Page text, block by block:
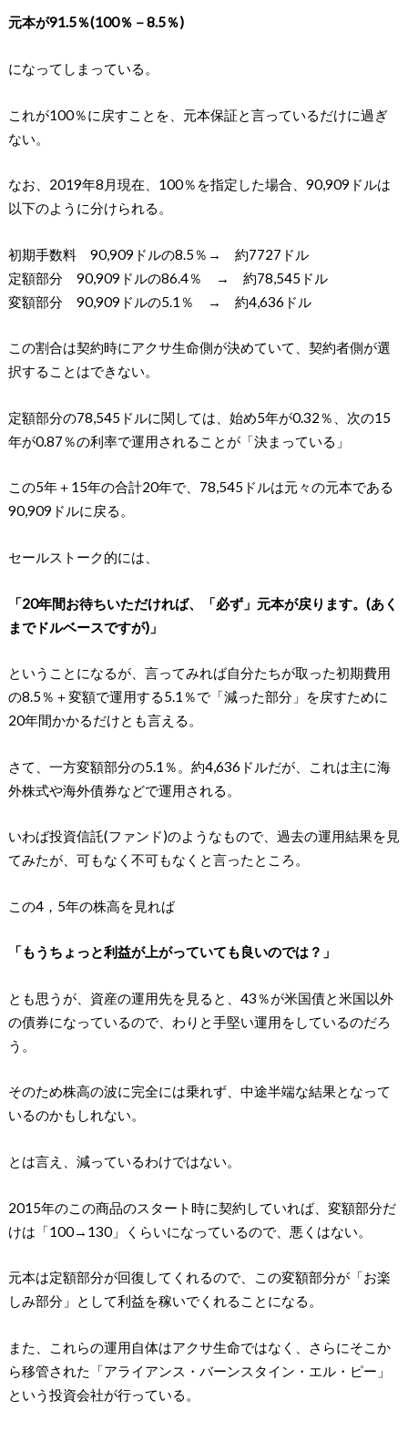
元本が91.5％(100％－8.5％)
になってしまっている。
これが100％に戻すことを、元本保証と言っているだけに過ぎ
ない。
なお、2019年8月現在、100％を指定した場合、90,909ドルは
以下のように分けられる。
初期手数料 90,909ドルの8.5％→ 約7727ドル
定額部分 90,909ドルの86.4％ → 約78,545ドル
変額部分 90,909ドルの5.1％ → 約4,636ドル
この割合は契約時にアクサ生命側が決めていて、契約者側が選
択することはできない。
定額部分の78,545ドルに関しては、始め5年が0.32％、次の15
年が0.87％の利率で運用されることが「決まっている」
この5年＋15年の合計20年で、78,545ドルは元々の元本である
90,909ドルに戻る。
セールストーク的には、
「20年間お待ちいただければ、「必ず」元本が戻ります。(あく
までドルベースですが)」
ということになるが、言ってみれば自分たちが取った初期費用
の8.5％＋変額で運用する5.1％で「減った部分」を戻すために
20年間かかるだけとも言える。
さて、一方変額部分の5.1％。約4,636ドルだが、これは主に海
外株式や海外債券などで運用される。
いわば投資信託(ファンド)のようなもので、過去の運用結果を見
てみたが、可もなく不可もなくと言ったところ。
この4，5年の株高を見れば
「もうちょっと利益が上がっていても良いのでは？」
とも思うが、資産の運用先を見ると、43％が米国債と米国以外
の債券になっているので、わりと手堅い運用をしているのだろ
う。
そのため株高の波に完全には乗れず、中途半端な結果となって
いるのかもしれない。
とは言え、減っているわけではない。
2015年のこの商品のスタート時に契約していれば、変額部分だ
けは「100→130」くらいになっているので、悪くはない。
元本は定額部分が回復してくれるので、この変額部分が「お楽
しみ部分」として利益を稼いでくれることになる。
また、これらの運用自体はアクサ生命ではなく、さらにそこか
ら移管された「アライアンス・バーンスタイン・エル・ピー」
という投資会社が行っている。